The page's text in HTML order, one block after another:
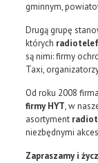
gminnym,
Drugą grupę
których
są nimi: firmy
Taxi,
Od roku 2008
firmy HYT, w
asortyment
niezbędnymi
Zapraszamy i